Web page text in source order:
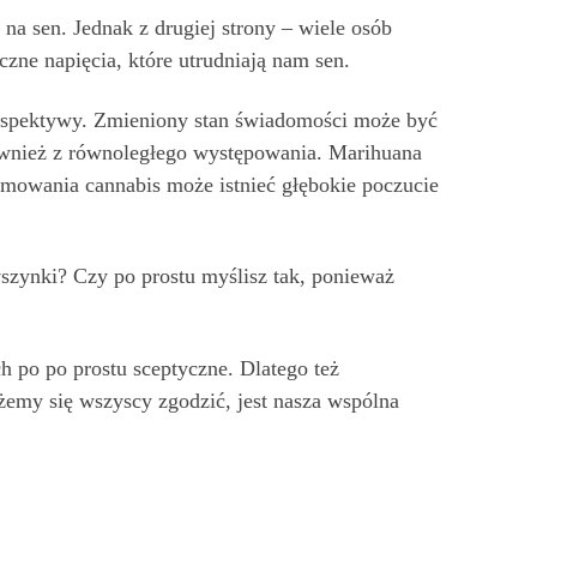
sen. Jednak z drugiej strony – wiele osób
napięcia, które utrudniają nam sen.
Zmieniony stan świadomości może być
z równoległego występowania. Marihuana
cannabis może istnieć głębokie poczucie
Czy po prostu myślisz tak, ponieważ
po po prostu sceptyczne. Dlatego też
się wszyscy zgodzić, jest nasza wspólna